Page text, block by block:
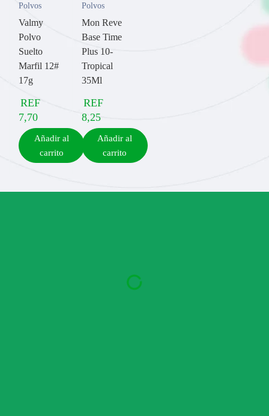
Polvos
Valmy
Polvo
Suelto
Marfil 12#
17g
REF
7,70
Añadir al
carrito
Polvos
Mon Reve
Base Time
Plus 10-
Tropical
35Ml
REF
8,25
Añadir al
carrito